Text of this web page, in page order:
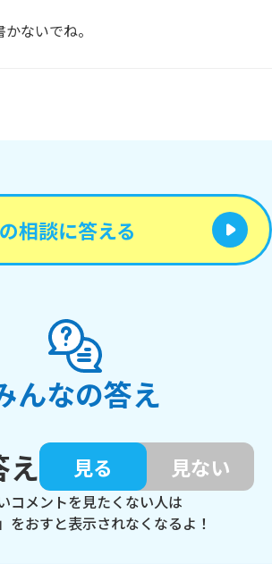
ないでね。
相談に答える
んなの答え
え
見る 見ない
コメントを見たくない人は
をおすと表示されなくなるよ！